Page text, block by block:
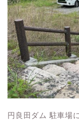
円良田ダム 駐車場